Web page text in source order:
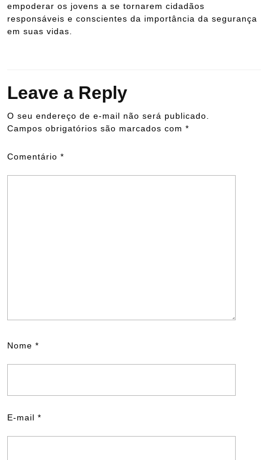
empoderar os jovens a se tornarem cidadãos
responsáveis e conscientes da importância da segurança
em suas vidas.
Leave a Reply
O seu endereço de e-mail não será publicado.
Campos obrigatórios são marcados com *
Comentário *
Nome *
E-mail *